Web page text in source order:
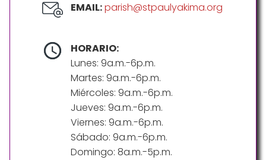
EMAIL:parish@stpaulyakima.org
HORARIO:
Lunes: 9a.m.-6p.m.
Martes: 9a.m.-6p.m.
Miércoles: 9a.m.-6p.m.
Jueves: 9a.m.-6p.m.
Viernes: 9a.m.-6p.m.
Sábado: 9a.m.-6p.m.
Domingo: 8a.m.-5p.m.